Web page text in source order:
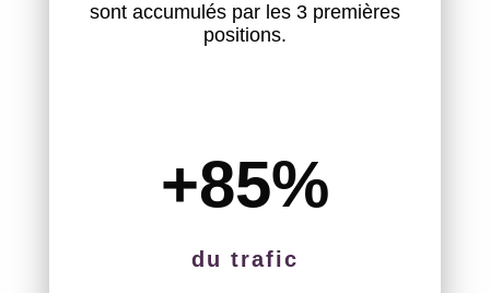
sont accumulés par les 3 premières
positions.
+85%
du trafic